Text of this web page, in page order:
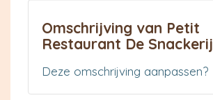
Omschrijving van Petit
Restaurant De Snackerij
Deze omschrijving aanpassen?